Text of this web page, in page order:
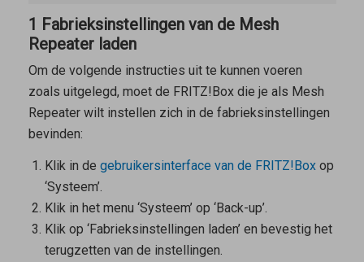
1 Fabrieksinstellingen van de Mesh
Repeater laden
Om de volgende instructies uit te kunnen voeren
zoals uitgelegd, moet de FRITZ!Box die je als Mesh
Repeaterwilt instellen zich in de fabrieksinstellingen
bevinden:
Klik in de gebruikersinterface van de FRITZ!Boxop
‘Systeem’.
Klik in het menu ‘Systeem’ op ‘Back-up’.
Klik op ‘Fabrieksinstellingen laden’ en bevestig het
terugzetten van de instellingen.